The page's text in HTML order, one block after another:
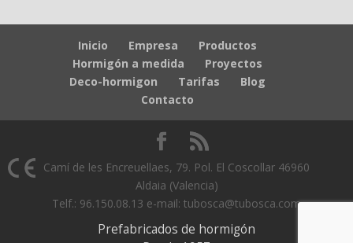
Inicio Empresa
Productos
Hormigón a medida
Proyectos
Deco-hormigon
Tarifas
Blog
Contacto
Camí de les Encreuellaes, 79. Pol. El Coscollar 46960
Aldaia (Valencia)
Telf.: 96.150.08.13 e-mail: tubosca@tubosca.com
Prefabricados de hormigón